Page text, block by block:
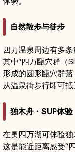
自然散步与徒步
四万温泉周边有多条
其中“四万甌穴群（
形成的圆形甌穴群落
从温泉街步行即可抵
独木舟・SUP体验
在奥四万湖可体验独
这是能近距离感受“